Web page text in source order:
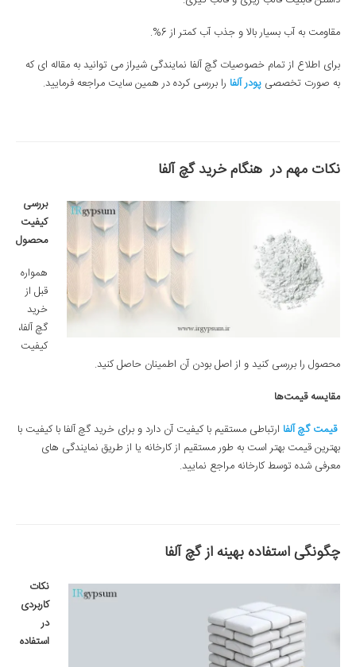
مقاومت به آب بسیار بالا و جذب آب کمتر از 6%.
برای اطلاع از تمام خصوصیات گچ آلفا نمایندگی شیراز می توانید به مقاله ای که
به صورت تخصصی پودر آلفا را بررسی کرده در همین سایت مراجعه فرمایید.
نکات مهم در هنگامخرید گچ آلفا
بررسی
کیفیت
محصول
همواره
قبل از
خرید
گچ آلفا،
کیفیت
محصول را بررسی کنید و از اصل بودن آن اطمینان حاصل کنید.
مقایسه قیمت‌ها
قیمت‌ گچ آلفا ارتباطی مستقیم با کیفیت آن دارد و برای خرید گچ آلفا با کیفیت با
بهترین قیمت بهتر است به طور مستقیم از کارخانه یا از طریق نمایندگی های
معرفی شده توسط کارخانه مراجع نمایید.
چگونگی استفاده بهینه از گچ آلفا
نکات
کاربردی
در
استفاده